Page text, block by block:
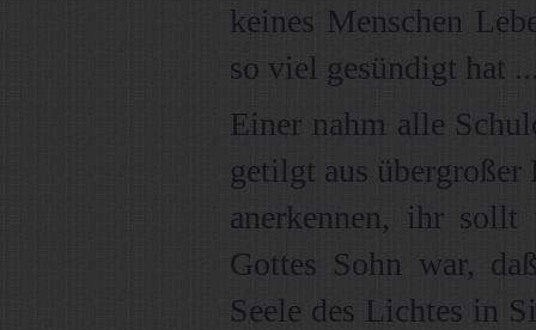
keines Menschen
so viel gesündigt hat
Einer nahm alle
getilgt aus
anerkennen, ihr sollt
Gottes Sohn war,
Seele des Lichtes in